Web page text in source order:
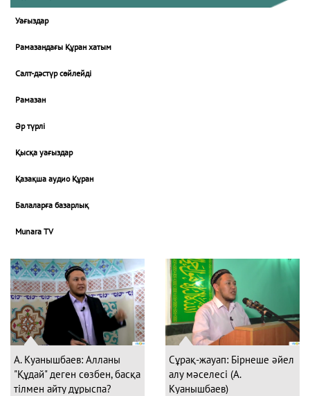
Уағыздар
Рамазандағы Құран хатым
Салт-дәстүр сөйлейді
Рамазан
Әр түрлі
Қысқа уағыздар
Қазақша аудио Құран
Балаларға базарлық
Munara TV
А. Куанышбаев: Алланы
"Құдай" деген сөзбен, басқа
тілмен айту дұрыспа?
Сұрақ-жауап: Бірнеше әйел
алу мәселесі (А.
Куанышбаев)